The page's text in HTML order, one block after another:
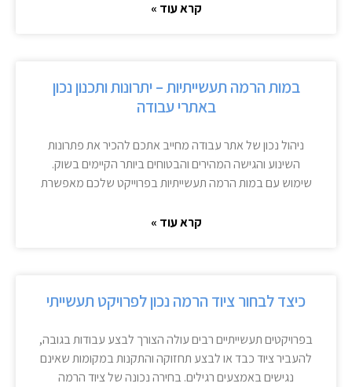
קרא עוד »
במות הרמה תעשייתיות – יתרונות ותכנון נכון
באתרי עבודה
ניהול נכון של אתר עבודה מחייב אתכם להכיר את פתרונות
השינוע והגישה המהירים והבטוחים ביותר הקיימים בשוק.
שימוש עם במות הרמה תעשייתיות בפרוייקט שלכם מאפשרת
קרא עוד »
כיצד לבחור ציוד הרמה נכון לפרויקט תעשייתי
בפרויקטים תעשייתיים רבים עולה הצורך לבצע עבודות בגובה,
להעביר ציוד כבד או לבצע תחזוקה והתקנות במקומות שאינם
נגישים באמצעים רגילים. בחירה נכונה של ציוד הרמה